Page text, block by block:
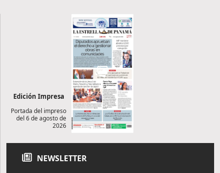
Edición Impresa
Portada del impreso
del 6 de agosto de
2026
NEWSLETTER